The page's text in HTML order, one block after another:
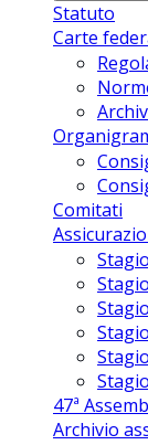
Statuto
Carte
Comitati
47ª
Archivio